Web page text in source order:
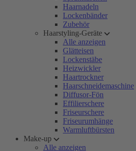
Haarnadeln
Lockenbänder
Zubehör
Haarstyling-Geräte
Alle anzeigen
Glätteisen
Lockenstäbe
Heizwickler
Haartrockner
Haarschneidemaschine
Diffusor-Fön
Effilierschere
Friseurschere
Friseurumhänge
Warmluftbürsten
Make-up
Alle anzeigen